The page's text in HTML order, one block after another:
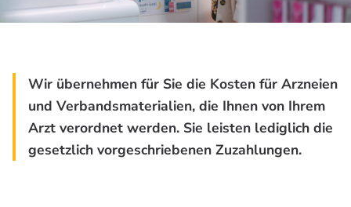
Wir übernehmen für Sie die Kosten für Arzneien
und Verbandsmaterialien, die Ihnen von Ihrem
Arzt verordnet werden. Sie leisten lediglich die
gesetzlich vorgeschriebenen Zuzahlungen.